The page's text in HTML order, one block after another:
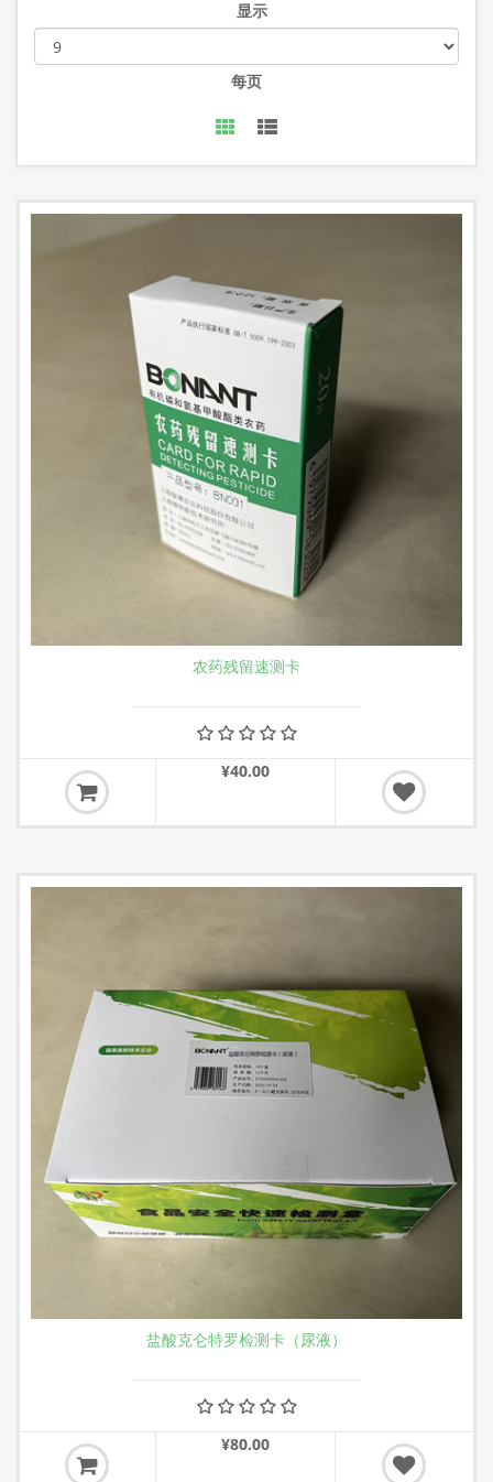
显示
每页
农药残留速测卡
¥40.00
盐酸克仑特罗检测卡（尿液）
¥80.00